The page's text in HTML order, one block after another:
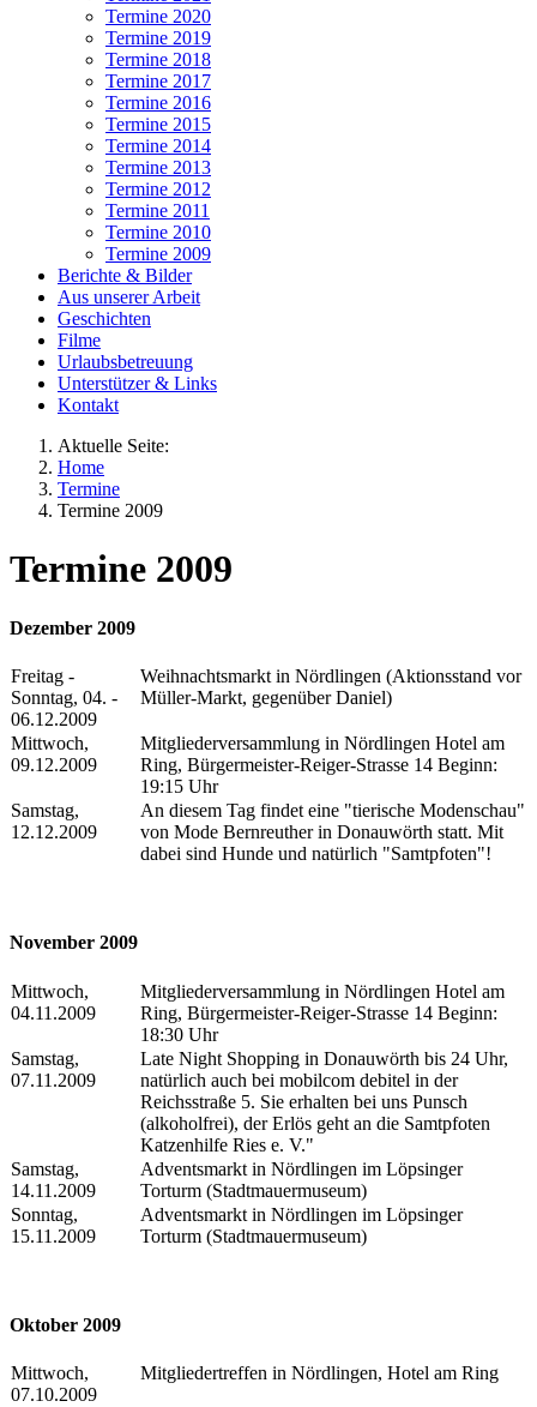
Termine 2020
Termine 2019
Termine 2018
Termine 2017
Termine 2016
Termine 2015
Termine 2014
Termine 2013
Termine 2012
Termine 2011
Termine 2010
Termine 2009
Berichte & Bilder
Aus unserer Arbeit
Geschichten
Filme
Urlaubsbetreuung
Unterstützer & Links
Kontakt
Aktuelle Seite:
Home
Termine
Termine 2009
Termine 2009
Dezember 2009
Freitag -
Sonntag, 04. -
06.12.2009
Weihnachtsmarkt in Nördlingen (Aktionsstand vor
Müller-Markt, gegenüber Daniel)
Mittwoch,
09.12.2009
Mitgliederversammlung in Nördlingen Hotel am
Ring, Bürgermeister-Reiger-Strasse 14 Beginn:
19:15 Uhr
Samstag,
12.12.2009
An diesem Tag findet eine "tierische Modenschau"
von Mode Bernreuther in Donauwörth statt. Mit
dabei sind Hunde und natürlich "Samtpfoten"!
November 2009
Mittwoch,
04.11.2009
Mitgliederversammlung in Nördlingen Hotel am
Ring, Bürgermeister-Reiger-Strasse 14 Beginn:
18:30 Uhr
Samstag,
07.11.2009
Late Night Shopping in Donauwörth bis 24 Uhr,
natürlich auch bei mobilcom debitel in der
Reichsstraße 5. Sie erhalten bei uns Punsch
(alkoholfrei), der Erlös geht an die Samtpfoten
Katzenhilfe Ries e. V."
Samstag,
14.11.2009
Adventsmarkt in Nördlingen im Löpsinger
Torturm (Stadtmauermuseum)
Sonntag,
15.11.2009
Adventsmarkt in Nördlingen im Löpsinger
Torturm (Stadtmauermuseum)
Oktober 2009
Mittwoch,
07.10.2009
Mitgliedertreffen in Nördlingen, Hotel am Ring